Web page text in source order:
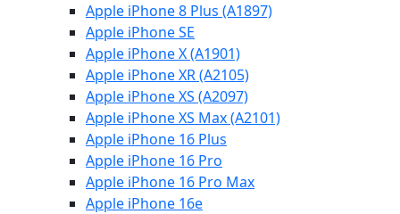
Apple iPhone 8 Plus (A1897)
Apple iPhone SE
Apple iPhone X (A1901)
Apple iPhone XR (A2105)
Apple iPhone XS (A2097)
Apple iPhone XS Max (A2101)
Apple iPhone 16 Plus
Apple iPhone 16 Pro
Apple iPhone 16 Pro Max
Apple iPhone 16e